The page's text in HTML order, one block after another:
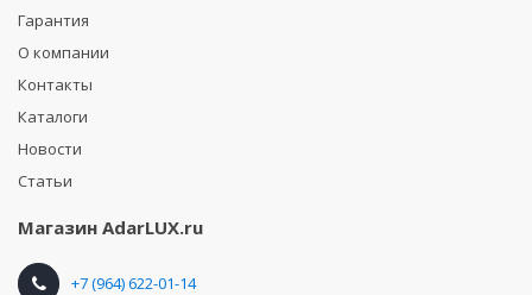
Гарантия
О компании
Контакты
Каталоги
Новости
Статьи
Магазин AdarLUX.ru
+7 (964) 622-01-14